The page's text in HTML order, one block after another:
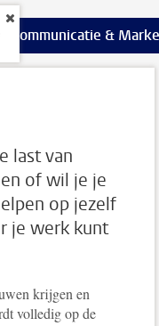
Onderzoek pagina’s
Communicatie &
last van
of wil je je
op jezelf
je werk kunt
krijgen en
volledig op de